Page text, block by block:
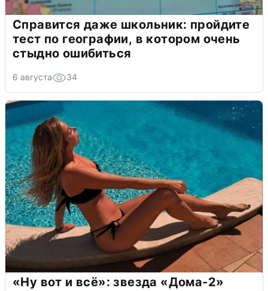
Справится даже школьник: пройдите
тест по географии, в котором очень
стыдно ошибиться
6 августа 34
«Ну вот и всё»: звезда «Дома-2»